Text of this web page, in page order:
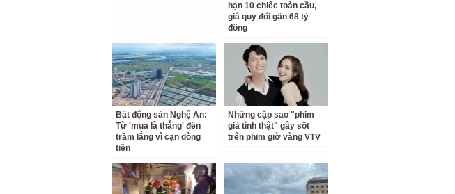
hạn 10 chiếc toàn cầu,
giá quy đổi gần 68 tỷ
đồng
Bất động sản Nghệ An:
Từ 'mua là thắng' đến
trầm lắng vì cạn dòng
tiền
Những cặp sao "phim
giả tình thật" gây sốt
trên phim giờ vàng VTV